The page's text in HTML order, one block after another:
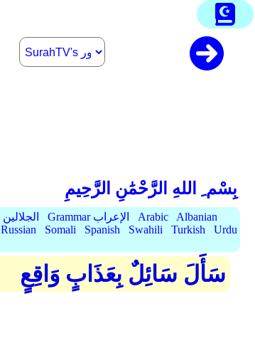
بِسْم ِ اللهِ الرَّحْمَٰنِ الرَّحِيمِ
AlJalalain الجلالين Grammar الإعراب Arabic
Albanian
Russian Somali Spanish Swahili Turkish
Urdu
سَأَلَ سَائِلٌ بِعَذَابٍ وَاقِعٍ